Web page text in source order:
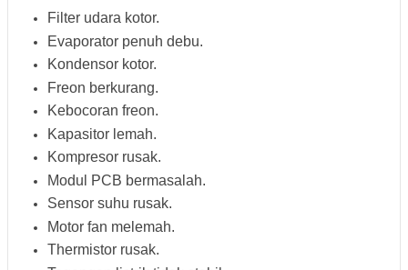
Filter udara kotor.
Evaporator penuh debu.
Kondensor kotor.
Freon berkurang.
Kebocoran freon.
Kapasitor lemah.
Kompresor rusak.
Modul PCB bermasalah.
Sensor suhu rusak.
Motor fan melemah.
Thermistor rusak.